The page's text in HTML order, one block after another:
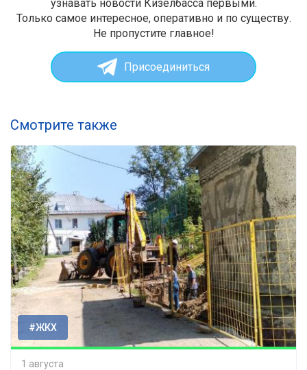
узнавать новости Кизелбасса первыми.
Только самое интересное, оперативно и по существу.
Не пропустите главное!
Присоединиться
Смотрите также
#ЖКХ
1 августа